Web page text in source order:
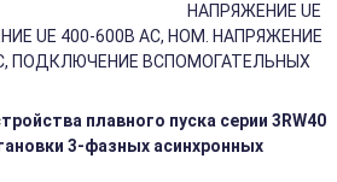
НАПРЯЖЕНИЕ UE
UE 400-600В АС, НОМ. НАПРЯЖЕНИЕ
ПОДКЛЮЧЕНИЕ ВСПОМОГАТЕЛЬНЫХ
плавного пуска серии 3RW40
3-фазных асинхронных